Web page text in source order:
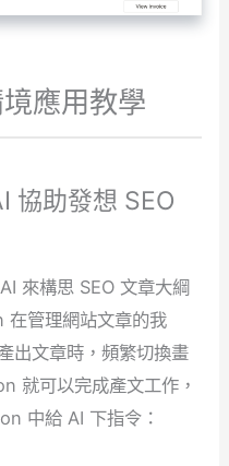
應用教學
協助發想 SEO
來構思 SEO 文章大綱
管理網站文章的我
出文章時，頻繁切換畫
就可以完成產文工作，
中給 AI 下指令：